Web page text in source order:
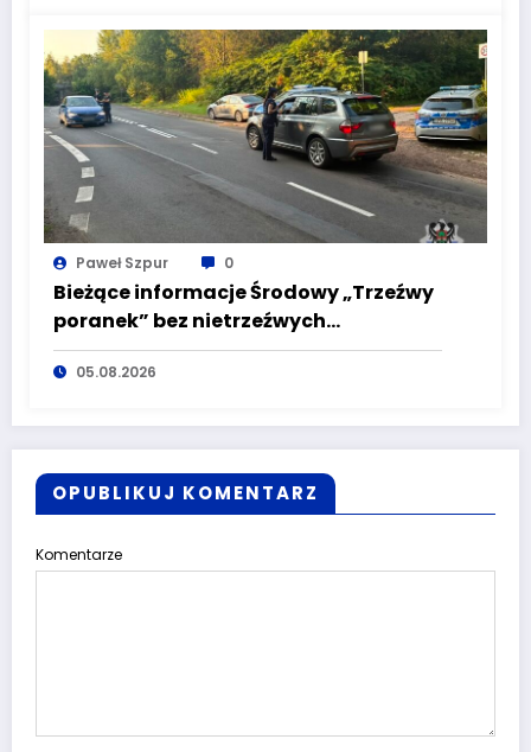
Paweł Szpur 0
Bieżące informacje Środowy „Trzeźwy
poranek” bez nietrzeźwych
kierujących! To cieszy!
05.08.2026
OPUBLIKUJ KOMENTARZ
Komentarze